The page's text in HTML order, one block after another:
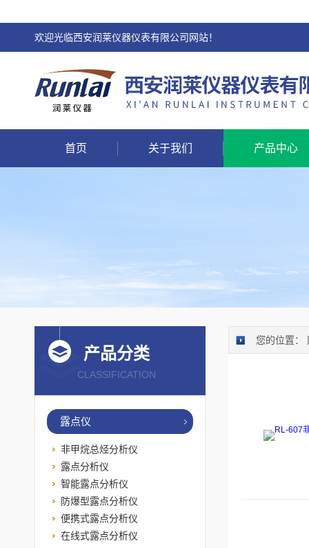
欢迎光临西安润莱仪器仪表有限公司网站！
首页 关于我们 产品中心
产品分类
CLASSIFICATION
露点仪
非甲烷总烃分析仪
露点分析仪
智能露点分析仪
防爆型露点分析仪
便携式露点分析仪
在线式露点分析仪
您的位置：